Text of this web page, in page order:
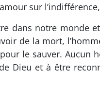
sur
dans notre monde
de la mort,
le sauver.
Dieu et à être